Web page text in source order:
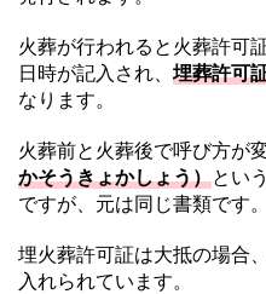
火葬が行われると火葬許可
日時が記入され、 埋葬許可
なります。
火葬前と火葬後で呼び方が
かそうきょかしょう）とい
ですが、元は同じ書類です。
埋火葬許可証は大抵の場合
入れられています。